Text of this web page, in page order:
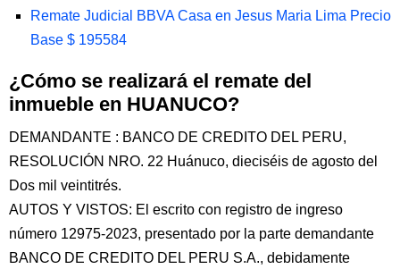
Remate Judicial BBVA Casa en Jesus Maria Lima Precio
Base $ 195584
¿Cómo se realizará el remate del
inmueble en HUANUCO?
DEMANDANTE : BANCO DE CREDITO DEL PERU,
RESOLUCIÓN NRO. 22 Huánuco, dieciséis de agosto del
Dos mil veintitrés.
AUTOS Y VISTOS: El escrito con registro de ingreso
número 12975-2023, presentado por la parte demandante
BANCO DE CREDITO DEL PERU S.A., debidamente